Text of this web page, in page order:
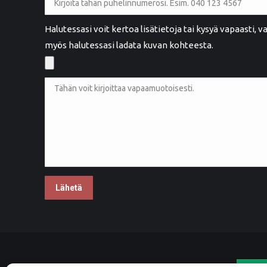
Halutessasi voit kertoa lisätietoja tai kysyä vapaasti,
myös halutessasi ladata kuvan kohteesta.
Maarit Henttula
Rauma